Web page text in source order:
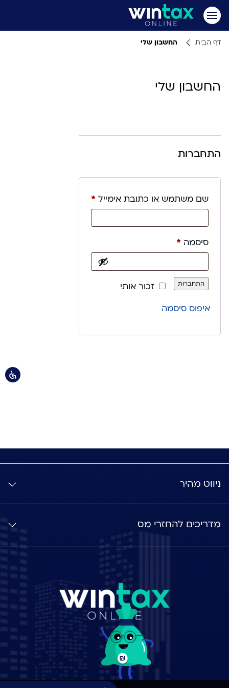
דף הבית החשבון שלי
החשבון שלי
התחברות
שם משתמש או כתובת אימייל *
סיסמה *
זכור אותי התחברות
איפוס סיסמה
ניווט מהיר
מדריכים להחזרי מס